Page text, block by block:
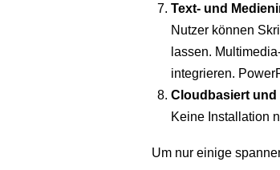
Text- und
Nutzer können
lassen.
integrieren.
Cloudbasiert
Keine Installation
Um nur einige